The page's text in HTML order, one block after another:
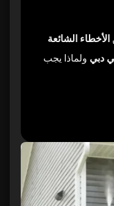
الأخطاء الشائعة
دبي ولماذا يجب